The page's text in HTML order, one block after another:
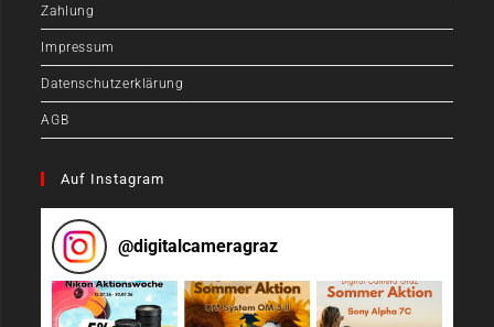
Zahlung
Impressum
Datenschutzerklärung
AGB
Auf Instagram
@digitalcameragraz